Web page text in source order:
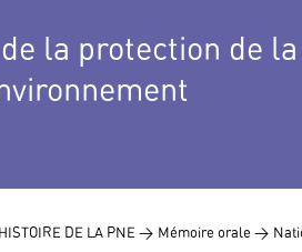
la protection de
DE LA PNE > Mémoire orale >